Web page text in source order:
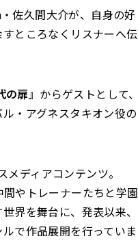
佐久間大介が、自身の好
ところなくリスナーへ伝
扉』 からゲストとして、
・アグネスタキオン役の
ディアコンテンツ。
やトレーナーたちと学園
界を舞台に、発表以来、
で作品展開を行っていま